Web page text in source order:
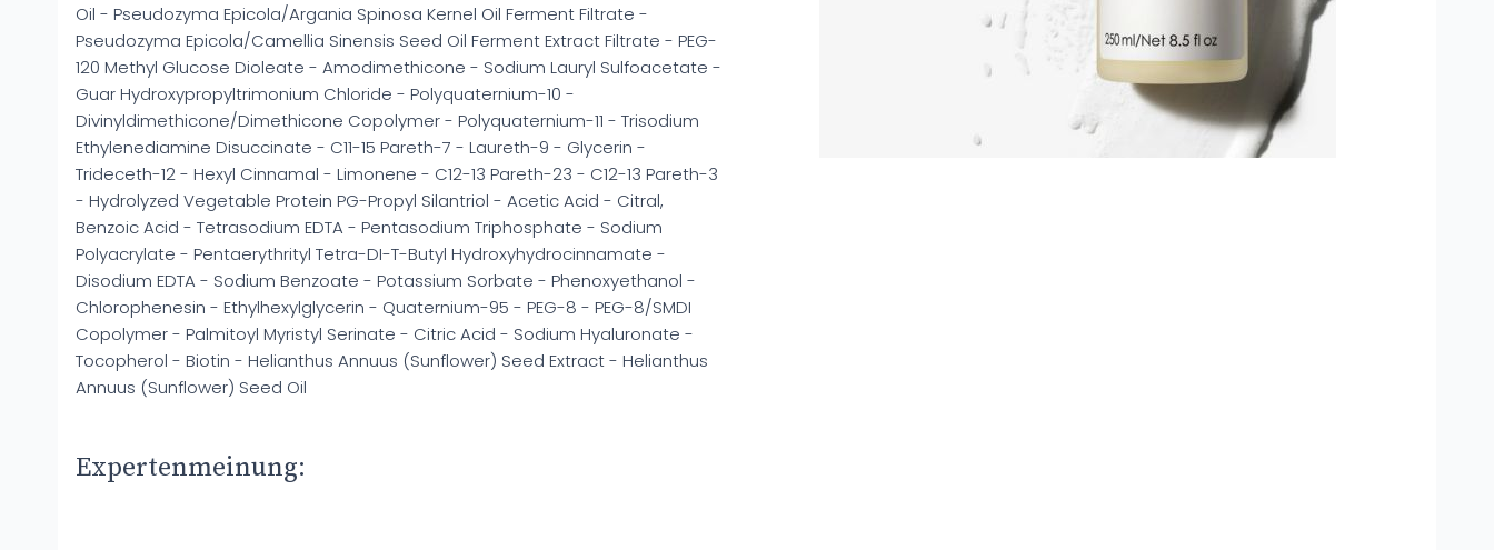
Oil - Pseudozyma Epicola/Argania Spinosa Kernel Oil Ferment Filtrate -
Pseudozyma Epicola/Camellia Sinensis Seed Oil Ferment Extract Filtrate - PEG-
120 Methyl Glucose Dioleate - Amodimethicone - Sodium Lauryl Sulfoacetate -
Guar Hydroxypropyltrimonium Chloride - Polyquaternium-10 -
Divinyldimethicone/Dimethicone Copolymer - Polyquaternium-11 - Trisodium
Ethylenediamine Disuccinate - C11-15 Pareth-7 - Laureth-9 - Glycerin -
Trideceth-12 - Hexyl Cinnamal - Limonene - C12-13 Pareth-23 - C12-13 Pareth-3
- Hydrolyzed Vegetable Protein PG-Propyl Silantriol - Acetic Acid - Citral,
Benzoic Acid - Tetrasodium EDTA - Pentasodium Triphosphate - Sodium
Polyacrylate - Pentaerythrityl Tetra-DI-T-Butyl Hydroxyhydrocinnamate -
Disodium EDTA - Sodium Benzoate - Potassium Sorbate - Phenoxyethanol -
Chlorophenesin - Ethylhexylglycerin - Quaternium-95 - PEG-8 - PEG-8/SMDI
Copolymer - Palmitoyl Myristyl Serinate - Citric Acid - Sodium Hyaluronate -
Tocopherol - Biotin - Helianthus Annuus (Sunflower) Seed Extract - Helianthus
Annuus (Sunflower) Seed Oil
Expertenmeinung: